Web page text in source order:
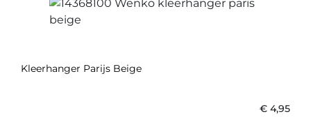
Kleerhanger Parijs Beige
€ 4,95